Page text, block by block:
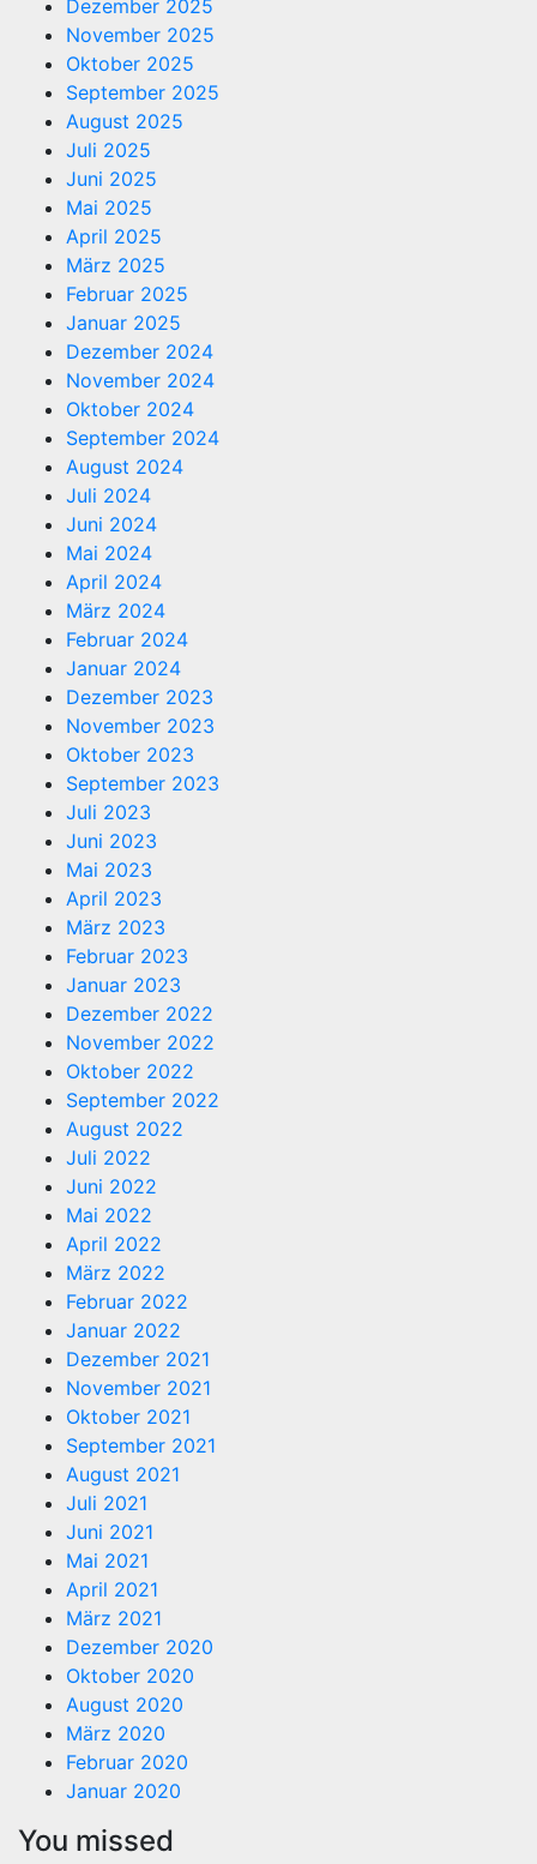
Dezember 2025
November 2025
Oktober 2025
September 2025
August 2025
Juli 2025
Juni 2025
Mai 2025
April 2025
März 2025
Februar 2025
Januar 2025
Dezember 2024
November 2024
Oktober 2024
September 2024
August 2024
Juli 2024
Juni 2024
Mai 2024
April 2024
März 2024
Februar 2024
Januar 2024
Dezember 2023
November 2023
Oktober 2023
September 2023
Juli 2023
Juni 2023
Mai 2023
April 2023
März 2023
Februar 2023
Januar 2023
Dezember 2022
November 2022
Oktober 2022
September 2022
August 2022
Juli 2022
Juni 2022
Mai 2022
April 2022
März 2022
Februar 2022
Januar 2022
Dezember 2021
November 2021
Oktober 2021
September 2021
August 2021
Juli 2021
Juni 2021
Mai 2021
April 2021
März 2021
Dezember 2020
Oktober 2020
August 2020
März 2020
Februar 2020
Januar 2020
You missed